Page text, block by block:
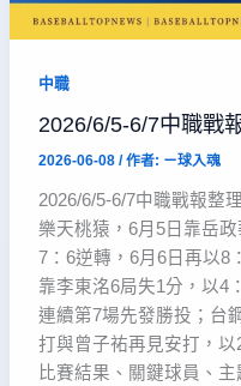
中職
2026/6/5-6/7中職戰
2026-06-08 / 作者: ㄧ球入魂
2026/6/5-6/7中職戰報整
樂天桃猿，6月5日靠岳
7：6逆轉，6月6日再以8
靠李東洺6局失1分，以4
連續第7場先發勝投；台
打與曾子祐再見安打，
比賽結果、關鍵球員、